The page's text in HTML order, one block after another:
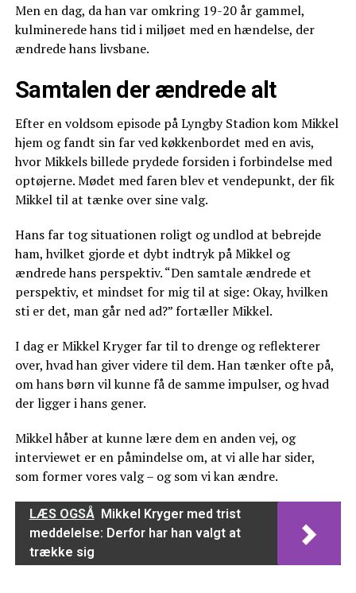
Men en dag, da han var omkring 19-20 år gammel,
kulminerede hans tid i miljøet med en hændelse, der
ændrede hans livsbane.
Samtalen der ændrede alt
Efter en voldsom episode på Lyngby Stadion kom Mikkel
hjem og fandt sin far ved køkkenbordet med en avis,
hvor Mikkels billede prydede forsiden i forbindelse med
optøjerne. Mødet med faren blev et vendepunkt, der fik
Mikkel til at tænke over sine valg.
Hans far tog situationen roligt og undlod at bebrejde
ham, hvilket gjorde et dybt indtryk på Mikkel og
ændrede hans perspektiv. “Den samtale ændrede et
perspektiv, et mindset for mig til at sige: Okay, hvilken
sti er det, man går ned ad?” fortæller Mikkel.
I dag er Mikkel Kryger far til to drenge og reflekterer
over, hvad han giver videre til dem. Han tænker ofte på,
om hans børn vil kunne få de samme impulser, og hvad
der ligger i hans gener.
Mikkel håber at kunne lære dem en anden vej, og
interviewet er en påmindelse om, at vi alle har sider,
som former vores valg – og som vi kan ændre.
LÆS OGSÅ Mikkel Kryger med trist
meddelelse: Derfor har han valgt at
trække sig